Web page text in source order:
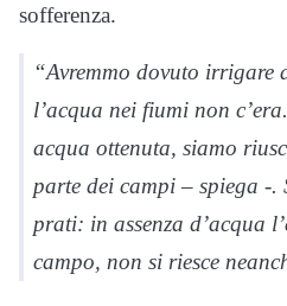
sofferenza.
“Avremmo dovuto irrigare
l’acqua nei fiumi non
acqua ottenuta, siamo
parte dei campi – spiega -.
prati: in assenza d’acqua
campo, non si riesce